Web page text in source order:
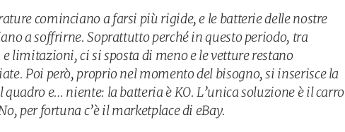
cominciano a farsi più rigide, e le batterie delle nostre
a soffrirne. Soprattutto perché in questo periodo, tra
limitazioni, ci si sposta di meno e le vetture restano
Poi però, proprio nel momento del bisogno, si inserisce la
quadro e… niente: la batteria è KO. L’unica soluzione è il carro
per fortuna c’è il marketplace di eBay.